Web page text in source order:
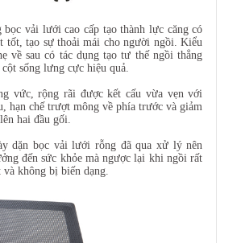
vải lưới cao cấp tạo thành lực căng có
tốt, tạo sự thoải mái cho người ngồi. Kiểu
về sau có tác dụng tạo tư thế ngồi thẳng
sống lưng cực hiệu quả.
vức, rộng rãi được kết cấu vừa vẹn với
hạn chế trượt mông về phía trước và giảm
hai đầu gối.
dặn bọc vải lưới rỗng đã qua xử lý nên
đến sức khỏe mà ngược lại khi ngồi rất
không bị biến dạng.